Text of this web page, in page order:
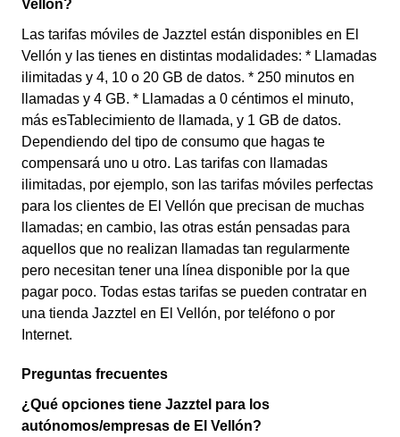
Vellón?
Las tarifas móviles de Jazztel están disponibles en El
Vellón y las tienes en distintas modalidades: * Llamadas
ilimitadas y 4, 10 o 20 GB de datos. * 250 minutos en
llamadas y 4 GB. * Llamadas a 0 céntimos el minuto,
más esTablecimiento de llamada, y 1 GB de datos.
Dependiendo del tipo de consumo que hagas te
compensará uno u otro. Las tarifas con llamadas
ilimitadas, por ejemplo, son las tarifas móviles perfectas
para los clientes de El Vellón que precisan de muchas
llamadas; en cambio, las otras están pensadas para
aquellos que no realizan llamadas tan regularmente
pero necesitan tener una línea disponible por la que
pagar poco. Todas estas tarifas se pueden contratar en
una tienda Jazztel en El Vellón, por teléfono o por
Internet.
Preguntas frecuentes
¿Qué opciones tiene Jazztel para los
autónomos/empresas de El Vellón?